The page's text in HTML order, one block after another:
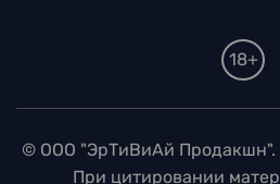
18+
© ООО "ЭрТиВиАй Продакшн".
При цитировании